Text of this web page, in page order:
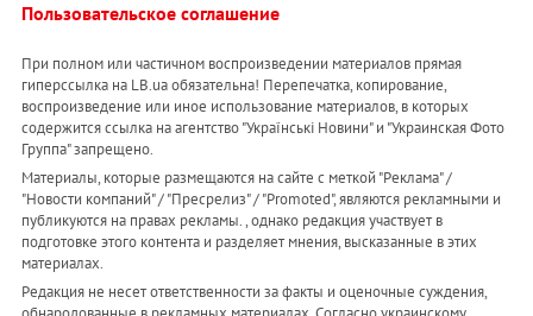
Пользовательское соглашение
При полном или частичном воспроизведении материалов прямая
гиперссылка на LB.ua обязательна! Перепечатка, копирование,
воспроизведение или иное использование материалов, в которых
содержится ссылка на агентство "Українськi Новини" и "Украинская Фото
Группа" запрещено.
Материалы, которые размещаются на сайте с меткой "Реклама" /
"Новости компаний" / "Пресрелиз" / "Promoted", являются рекламными и
публикуются на правах рекламы. , однако редакция участвует в
подготовке этого контента и разделяет мнения, высказанные в этих
материалах.
Редакция не несет ответственности за факты и оценочные суждения,